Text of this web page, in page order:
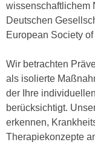
wissenschaftlichem
Deutschen
European Society
Wir betrachten
als isolierte
der Ihre
berücksichtigt.
erkennen,
Therapiekonzepte